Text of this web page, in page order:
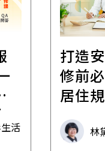
活
打造
修前
居住
林